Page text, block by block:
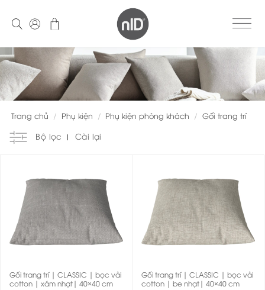
Trang chủ / Phụ kiện / Phụ kiện phòng khách / Gối trang trí
Bộ lọc
Cài lại
Gối trang trí | CLASSIC | bọc vải
cotton | xám nhạt| 40×40 cm
Gối trang trí | CLASSIC | bọc vải
cotton | be nhạt| 40×40 cm